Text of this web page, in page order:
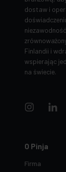
dostaw i
Finlandii i
wspierając
na świecie.
O Pinja
Firma